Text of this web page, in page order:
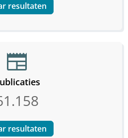
resultaten
newspaper
resultaten